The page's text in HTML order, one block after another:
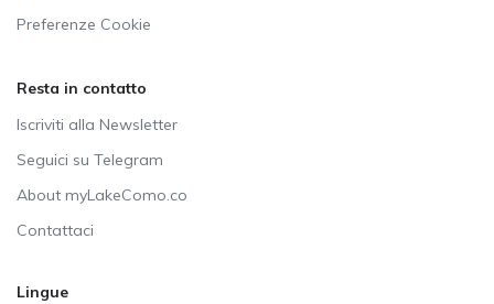
Preferenze Cookie
Resta in contatto
Iscriviti alla Newsletter
Seguici su Telegram
About myLakeComo.co
Contattaci
Lingue